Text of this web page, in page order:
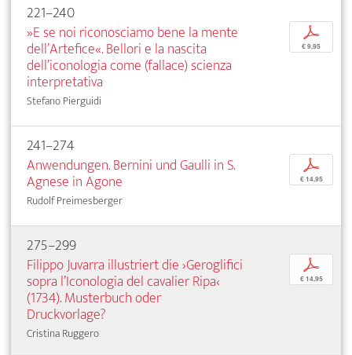
221–240
»E se noi riconosciamo bene la mente
dell’Artefice«. Bellori e la nascita
dell’iconologia come (fallace) scienza
interpretativa
Stefano Pierguidi
p
€ 9,95
241–274
Anwendungen. Bernini und Gaulli in S.
Agnese in Agone
Rudolf Preimesberger
p
€ 14,95
275–299
Filippo Juvarra illustriert die ›Geroglifici
sopra l’Iconologia del cavalier Ripa‹
(1734). Musterbuch oder
Druckvorlage?
Cristina Ruggero
p
€ 14,95